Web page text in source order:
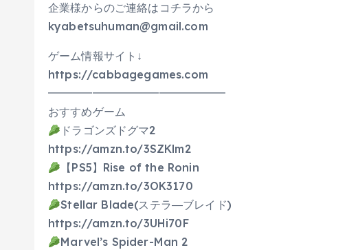
企業様からのご連絡はコチラから
kyabetsuhuman@gmail.com
ゲーム情報サイト↓
https://cabbagegames.com
━━━━━━━━━━━━━━━━
おすすめゲーム
ドラゴンズドグマ2
https://amzn.to/3SZKlm2
【PS5】Rise of the Ronin
https://amzn.to/3OK3170
Stellar Blade(ステラ―ブレイド)
https://amzn.to/3UHi70F
Marvel’s Spider-Man 2